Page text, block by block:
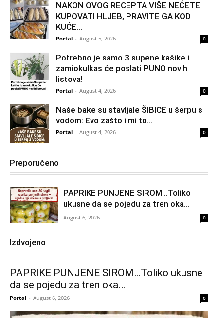
NAKON OVOG RECEPTA VIŠE NEĆETE
KUPOVATI HLJEB, PRAVITE GA KOD
KUĆE…
Portal - August 5, 2026 0
Potrebno je samo 3 supene kašike i
zamiokulkas će poslati PUNO novih
listova!
Portal - August 4, 2026 0
Naše bake su stavljale ŠIBICE u šerpu s
vodom: Evo zašto i mi to...
Portal - August 4, 2026 0
Preporučeno
PAPRIKE PUNJENE SIROM…Toliko
ukusne da se pojedu za tren oka…
August 6, 2026 0
Izdvojeno
PAPRIKE PUNJENE SIROM…Toliko ukusne
da se pojedu za tren oka…
Portal - August 6, 2026 0